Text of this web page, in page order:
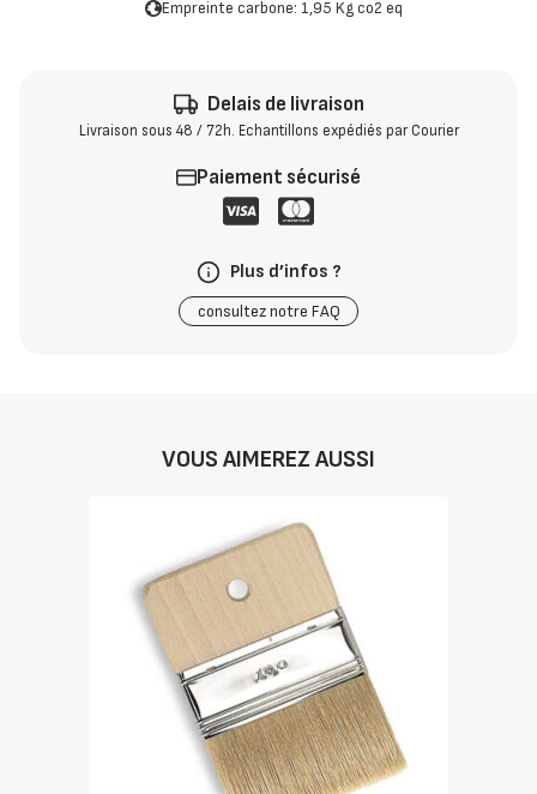
Empreinte carbone: 1,95 Kg co2 eq
Delais de livraison
Livraison sous 48 / 72h. Echantillons expédiés par Courier
Paiement sécurisé
Plus d’infos ?
consultez notre FAQ
VOUS AIMEREZ AUSSI